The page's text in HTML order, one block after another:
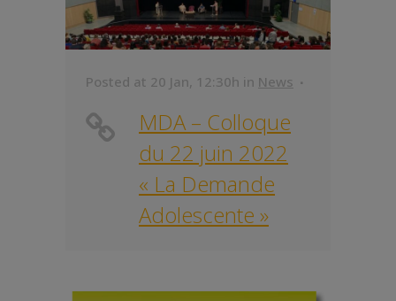
Posted at 20 Jan, 12:30h in News
MDA – Colloque
du 22 juin 2022
« La Demande
Adolescente »